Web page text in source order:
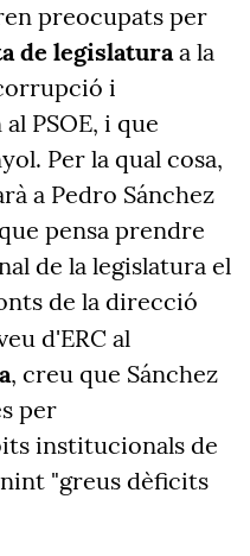
preocupats per
de legislaturaa la
i
PSOE, i que
Per la qual cosa,
a Pedro Sánchez
pensa prendre
de la legislatura el
de la direcció
d'ERC al
, creu que Sánchez
per
institucionals de
"greus dèficits